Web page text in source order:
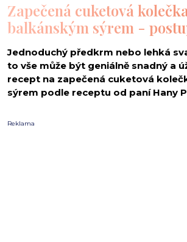
Zapečená cuketová
balkánským sýrem -
Jednoduchý předkrm nebo lehká
to vše může být geniálně snadný a
recept na zapečená cuketová
sýrem podle receptu od paní Hany
Reklama